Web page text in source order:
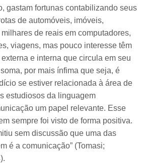
gastam fortunas contabilizando seus
de automóveis, imóveis,
de reais em computadores,
viagens, mas pouco interesse têm
e interna que circula em seu
por mais ínfima que seja, é
se estiver relacionada à área de
estudiosos da linguagem
um papel relevante. Esse
sempre foi visto de forma positiva.
sem discussão que uma das
é a comunicação” (Tomasi;